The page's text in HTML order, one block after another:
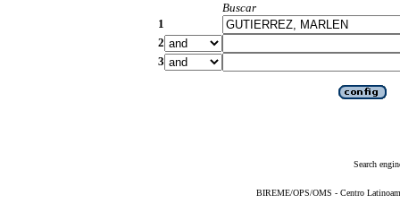
Buscar
1
2
3
Search
BIREME/OPS/OMS - Centro